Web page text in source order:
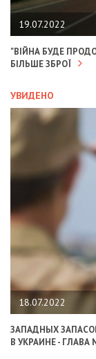
19.07.2022
"ВІЙНА БУДЕ
БІЛЬШЕ ЗБРОЇ
УВИДЕНО
18.07.2022
ЗАПАДНЫХ
В УКРАИНЕ - ГЛАВА